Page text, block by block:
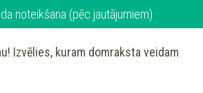
noteikšana (pēc jautājumiem)
Izvēlies, kuram domraksta veidam